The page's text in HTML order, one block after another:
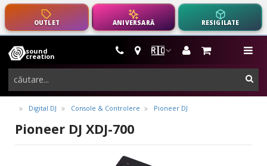
OUTLET ANIVERSARĂ RESIGILATE
🇷🇴
sound
creation
instrumente
muzicale,
echipamente
pro-
audio
Digital DJ Console & Controlere Pioneer DJ
Pioneer DJ XDJ-700